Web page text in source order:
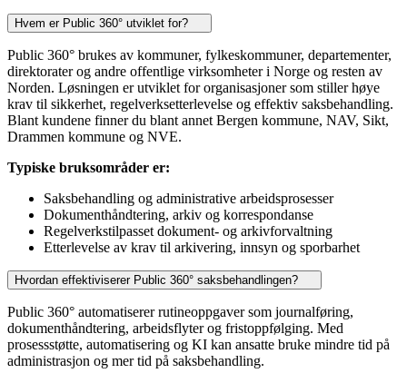
Hvem er Public 360° utviklet for?
Public 360° brukes av kommuner, fylkeskommuner, departementer,
direktorater og andre offentlige virksomheter i Norge og resten av
Norden. Løsningen er utviklet for organisasjoner som stiller høye
krav til sikkerhet, regelverksetterlevelse og effektiv saksbehandling.
Blant kundene finner du blant annet Bergen kommune, NAV, Sikt,
Drammen kommune og NVE.
Typiske bruksområder er:
Saksbehandling og administrative arbeidsprosesser
Dokumenthåndtering, arkiv og korrespondanse
Regelverkstilpasset dokument- og arkivforvaltning
Etterlevelse av krav til arkivering, innsyn og sporbarhet
Hvordan effektiviserer Public 360° saksbehandlingen?
Public 360° automatiserer rutineoppgaver som journalføring,
dokumenthåndtering, arbeidsflyter og fristoppfølging. Med
prosessstøtte, automatisering og KI kan ansatte bruke mindre tid på
administrasjon og mer tid på saksbehandling.